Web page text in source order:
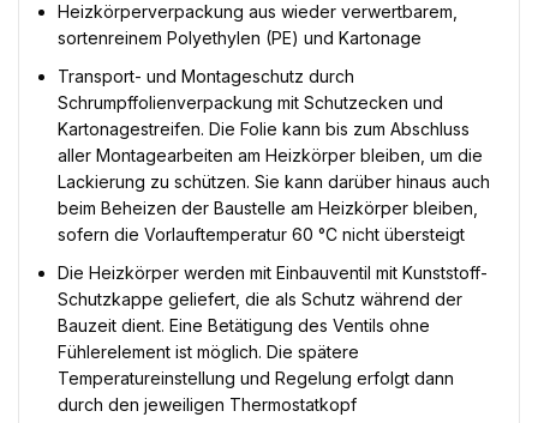
Heizkörperverpackung aus wieder verwertbarem,
sortenreinem Polyethylen (PE) und Kartonage
Transport- und Montageschutz durch
Schrumpffolienverpackung mit Schutzecken und
Kartonagestreifen. Die Folie kann bis zum Abschluss
aller Montagearbeiten am Heizkörper bleiben, um die
Lackierung zu schützen. Sie kann darüber hinaus auch
beim Beheizen der Baustelle am Heizkörper bleiben,
sofern die Vorlauftemperatur 60 °C nicht übersteigt
Die Heizkörper werden mit Einbauventil mit Kunststoff-
Schutzkappe geliefert, die als Schutz während der
Bauzeit dient. Eine Betätigung des Ventils ohne
Fühlerelement ist möglich. Die spätere
Temperatureinstellung und Regelung erfolgt dann
durch den jeweiligen Thermostatkopf